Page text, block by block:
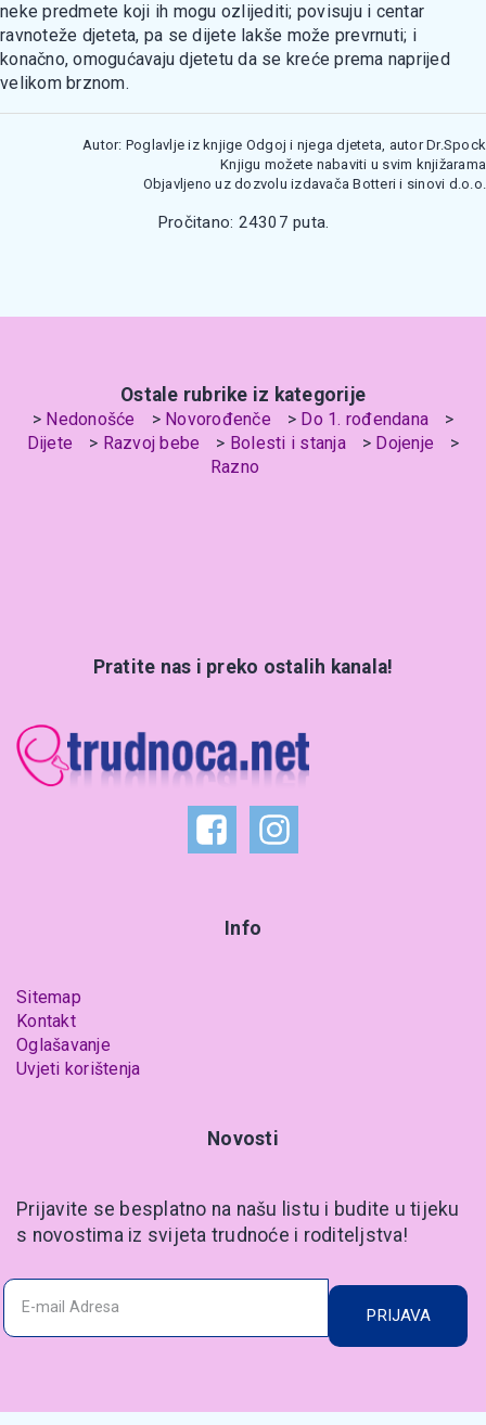
neke predmete koji ih mogu ozlijediti; povisuju i centar
ravnoteže djeteta, pa se dijete lakše može prevrnuti; i
konačno, omogućavaju djetetu da se kreće prema naprijed
velikom brznom.
Autor: Poglavlje iz knjige Odgoj i njega djeteta, autor Dr.Spock
Knjigu možete nabaviti u svim knjižarama
Objavljeno uz dozvolu izdavača Botteri i sinovi d.o.o.
Pročitano: 24307 puta.
Ostale rubrike iz kategorije
Nedonošće Novorođenče
Do 1. rođendana
Dijete
Razvoj bebe Bolesti i stanja
Dojenje
Razno
Pratite nas i preko ostalih kanala!
Info
Sitemap
Kontakt
Oglašavanje
Uvjeti korištenja
Novosti
Prijavite se besplatno na našu listu i budite u tijeku
s novostima iz svijeta trudnoće i roditeljstva!
PRIJAVA